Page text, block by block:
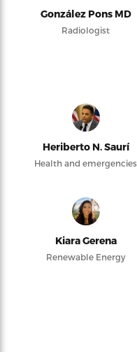
González Pons MD
Radiologist
Heriberto N. Saurí
Health and emergencies
Kiara Gerena
Renewable Energy